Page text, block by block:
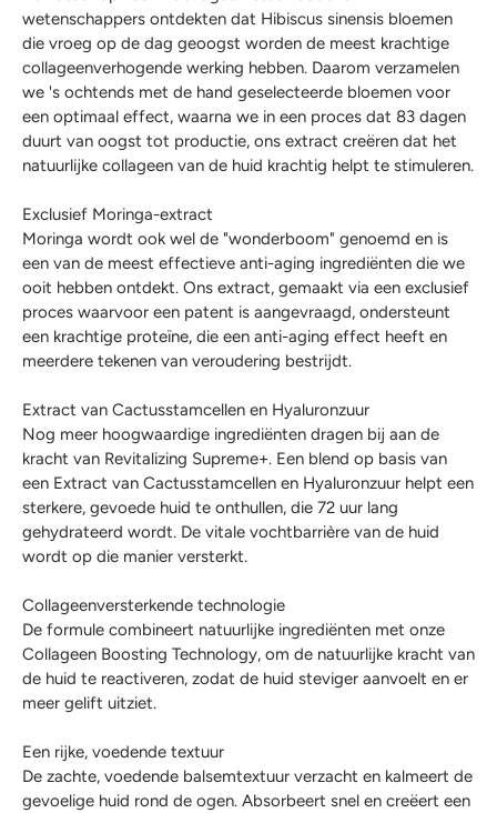
wetenschappers ontdekten dat Hibiscus sinensis bloemen
die vroeg op de dag geoogst worden de meest krachtige
collageenverhogende werking hebben. Daarom verzamelen
we 's ochtends met de hand geselecteerde bloemen voor
een optimaal effect, waarna we in een proces dat 83 dagen
duurt van oogst tot productie, ons extract creëren dat het
natuurlijke collageen van de huid krachtig helpt te stimuleren.
Exclusief Moringa-extract
Moringa wordt ook wel de "wonderboom" genoemd en is
een van de meest effectieve anti-aging ingrediënten die we
ooit hebben ontdekt. Ons extract, gemaakt via een exclusief
proces waarvoor een patent is aangevraagd, ondersteunt
een krachtige proteïne, die een anti-aging effect heeft en
meerdere tekenen van veroudering bestrijdt.
Extract van Cactusstamcellen en Hyaluronzuur
Nog meer hoogwaardige ingrediënten dragen bij aan de
kracht van Revitalizing Supreme+. Een blend op basis van
een Extract van Cactusstamcellen en Hyaluronzuur helpt een
sterkere, gevoede huid te onthullen, die 72 uur lang
gehydrateerd wordt. De vitale vochtbarrière van de huid
wordt op die manier versterkt.
Collageenversterkende technologie
De formule combineert natuurlijke ingrediënten met onze
Collageen Boosting Technology, om de natuurlijke kracht van
de huid te reactiveren, zodat de huid steviger aanvoelt en er
meer gelift uitziet.
Een rijke, voedende textuur
De zachte, voedende balsemtextuur verzacht en kalmeert de
gevoelige huid rond de ogen. Absorbeert snel en creëert een